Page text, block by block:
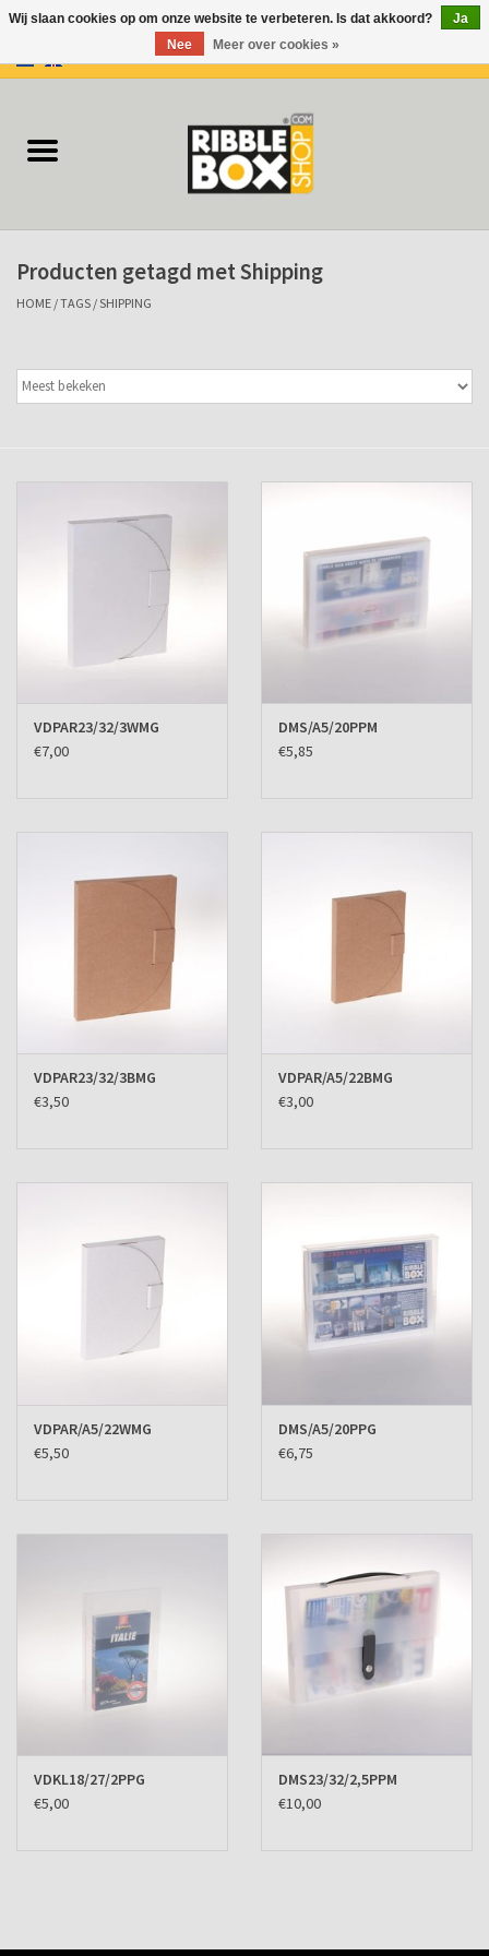
Ringbanden/Mappen
Flip-overs
Ringband Flip-overs
Producten getagd met Shipping
HOME /TAGS /SHIPPING
VDPAR23/32/3WMG
€7,00
DMS/A5/20PPM
€5,85
VDPAR23/32/3BMG
€3,50
VDPAR/A5/22BMG
€3,00
VDPAR/A5/22WMG
€5,50
DMS/A5/20PPG
€6,75
VDKL18/27/2PPG
€5,00
DMS23/32/2,5PPM
€10,00
Wij slaan cookies op om onze website te verbeteren. Is dat akkoord?
Ja
Nee
Meer over cookies »